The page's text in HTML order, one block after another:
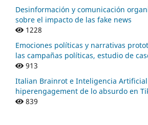
Desinformación y comunicación
sobre el impacto de las fake news
1228
Emociones políticas y narrativas
las campañas políticas, estudio de
913
Italian Brainrot e Inteligencia Artificial
hiperengagement de lo absurdo en
839